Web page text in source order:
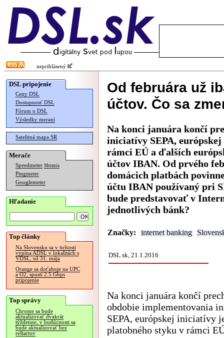
neprihlásený
DSL pripojenie
Ceny DSL
Dostupnosť DSL
Fórum o DSL
Výsledky meraní
Satelitná mapa SR
Merače
Speedmeter Merania
Pingmeter
Googlemeter
Hľadanie
Top články
Na Slovensku sa v tichosti
vypína ADSL v lokalitách s
VDSL, už 31. mája
Orange sa doťahuje na UPC
a O2, spustí 2.5 Gbps
pripojenie
Top správy
Chrome sa bude
aktualizovať dvakrát
týždenne, v budúcnosti sa
bude aktualizovať bez
reštartov
Od februára už
účtov. Čo sa
Na konci januára končí
iniciatívy SEPA,
rámci EÚ a ďalších
účtov IBAN. Od prvého
domácich platbách
účtu IBAN používaný pri
bude predstavovať v
jednotlivých bánk?
Značky: internet banking
DSL.sk, 21.1.2016
Na konci januára končí
obdobie implementovania
SEPA, európskej iniciatívy
platobného styku v rámci